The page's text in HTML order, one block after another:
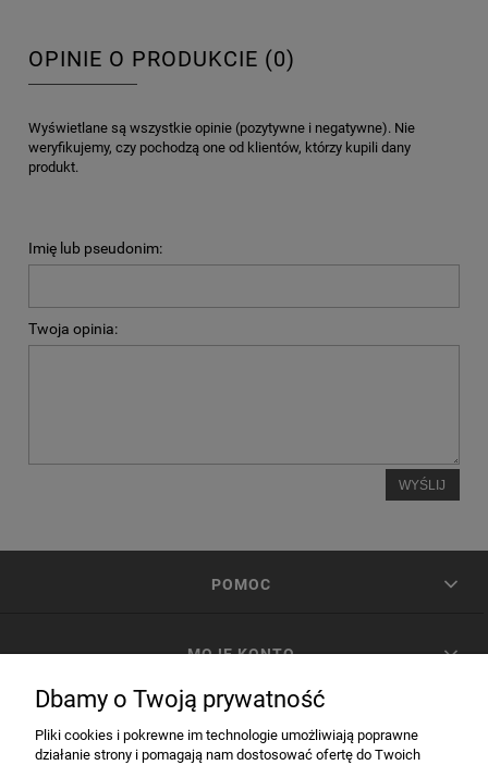
OPINIE O PRODUKCIE (0)
Wyświetlane są wszystkie opinie (pozytywne i negatywne). Nie
weryfikujemy, czy pochodzą one od klientów, którzy kupili dany
produkt.
Imię lub pseudonim:
Twoja opinia:
WYŚLIJ
POMOC
MOJE KONTO
Dbamy o Twoją prywatność
Pliki cookies i pokrewne im technologie umożliwiają poprawne
działanie strony i pomagają nam dostosować ofertę do Twoich